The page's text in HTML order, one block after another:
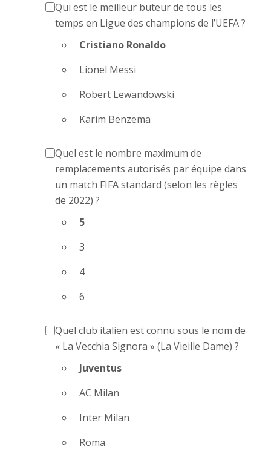
Qui est le meilleur buteur de tous les
temps en Ligue des champions de l’UEFA ?
Cristiano Ronaldo
Lionel Messi
Robert Lewandowski
Karim Benzema
Quel est le nombre maximum de
remplacements autorisés par équipe dans
un match FIFA standard (selon les règles
de 2022) ?
5
3
4
6
Quel club italien est connu sous le nom de
« La Vecchia Signora » (La Vieille Dame) ?
Juventus
AC Milan
Inter Milan
Roma